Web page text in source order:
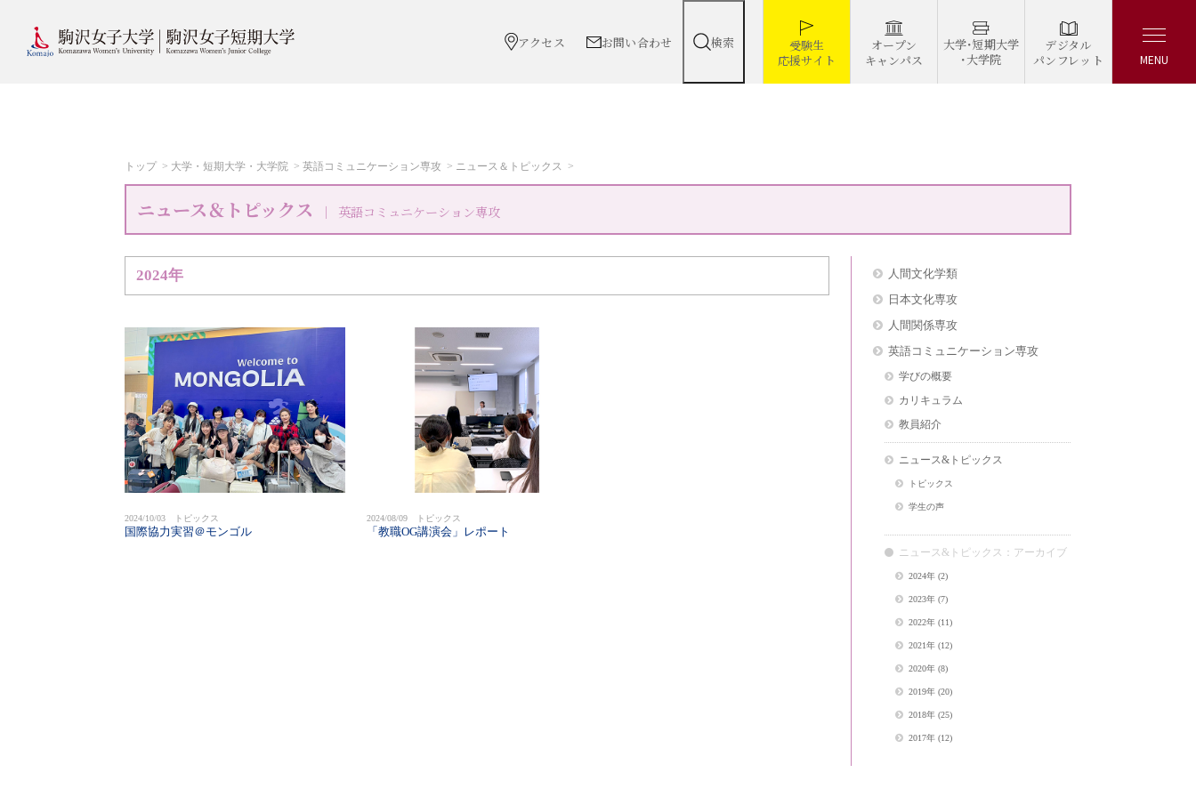
アクセス お問い合わせ 検索
受験生
応援サイト
オープン
キャンパス
大学・短期大学
・大学院
デジタル
パンフレット
MENU
トップ 大学・短期大学・大学院 英語コミュニケーション専攻 ニュース＆トピックス
ニュース＆トピックス 英語コミュニケーション専攻
2024年
2024/10/03 トピックス
国際協力実習＠モンゴル
2024/08/09 トピックス
「教職OG講演会」レポート
人間文化学類
日本文化専攻
人間関係専攻
英語コミュニケーション専攻
学びの概要
カリキュラム
教員紹介
ニュース&トピックス
トピックス
学生の声
ニュース&トピックス：アーカイブ
2024年(2)
2023年(7)
2022年(11)
2021年(12)
2020年(8)
2019年(20)
2018年(25)
2017年(12)